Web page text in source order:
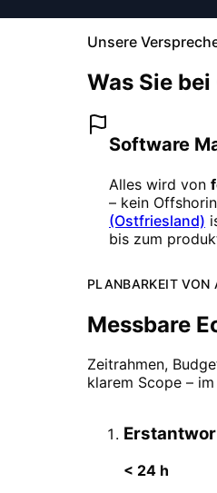
Unsere
Was Sie
Software
Alles wird von
– kein
(Ostfriesland)
bis zum
PLANBARKEIT VON
Messbare
Zeitrahmen,
klarem Scope – im
< 24 h